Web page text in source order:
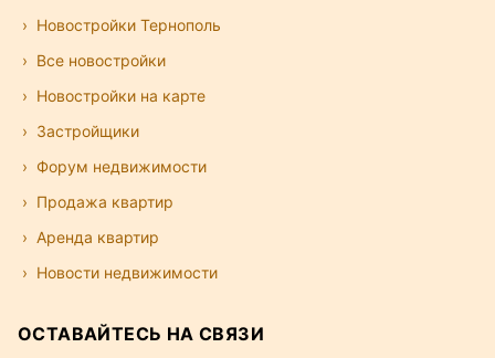
Новостройки Тернополь
Все новостройки
Новостройки на карте
Застройщики
Форум недвижимости
Продажа квартир
Аренда квартир
Новости недвижимости
ОСТАВАЙТЕСЬ НА СВЯЗИ